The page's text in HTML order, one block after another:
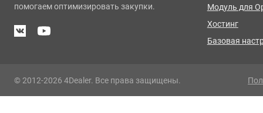
помогаем оптимизировать закупки.
Модуль для
Хостинг
Базовая
© 2012-2026 4Dealer. Все права защищены.